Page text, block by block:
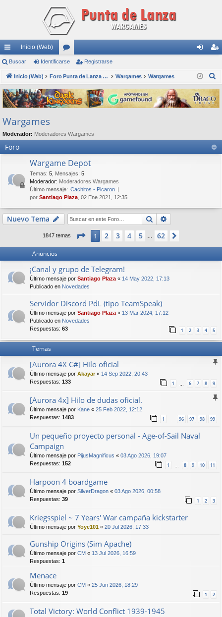
nl
ac
es
rá
pi
do
s
Inicio (Web)
or
os nti
fic
ar
ist
ra
rs
Buscar Identificarse Registrarse
Inicio (Web) Foro Punta de Lanza Wargames Wargames Wargames
s
c
Wargames
Moderador: Moderadores Wargames
Foro
Wargame Depot
Temas: 5 Mensajes: 5
Moderador: Moderadores Wargames
Último mensaje: Cachitos - Picaron
por Santiago Plaza , 02 Ene 2021, 12:35
Nuevo Tema Buscar
1847 temas Página de 62
1 2 3 4 5 62
Anuncios
¡Canal y grupo de Telegram!
Último mensaje por Santiago Plaza « 14 May 2022, 17:13
Publicado en Novedades
Servidor Discord PdL (tipo TeamSpeak)
Último mensaje por Santiago Plaza « 13 Mar 2024, 17:12
Publicado en Novedades
Respuestas: 63 1 2 3 4 5
Temas
[Aurora 4X C#] Hilo oficial
Último mensaje por Akayar« 14 Sep 2022, 20:43
Respuestas: 133 1 6 7 8 9
[Aurora 4x] Hilo de dudas oficial.
Último mensaje por Kane « 25 Feb 2022, 12:12
Respuestas: 1483 1 96 97 98 99
Un pequeño proyecto personal - Age-of-Sail Naval
Campaign
Último mensaje por PijusMagnificus « 03 Ago 2026, 19:07
Respuestas: 152 1 8 9 10 11
Harpoon 4 boardgame
Último mensaje por SilverDragon « 03 Ago 2026, 00:58
Respuestas: 39 1 2 3
Kriegsspiel ~ 7 Years' War campaña kickstarter
Último mensaje por Yoye101 « 20 Jul 2026, 17:33
Gunship Origins (Sim Apache)
Último mensaje por CM « 13 Jul 2026, 16:59
Respuestas: 1
Menace
Último mensaje por CM « 25 Jun 2026, 18:29
Respuestas: 19 1 2
Total Victory: World Conflict 1939-1945